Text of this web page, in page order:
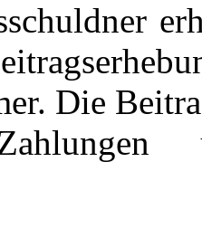
Die